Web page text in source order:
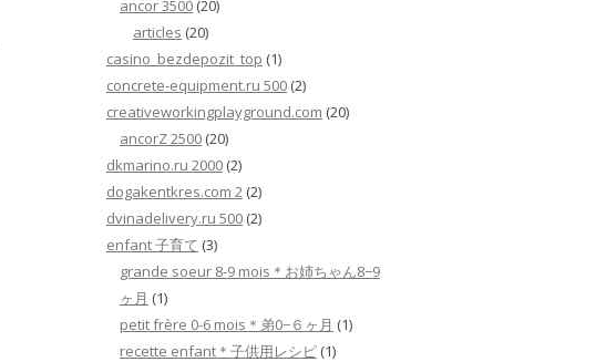
ancor 3500 (20)
articles (20)
casino_bezdepozit_top (1)
concrete-equipment.ru 500 (2)
creativeworkingplayground.com (20)
ancorZ 2500 (20)
dkmarino.ru 2000 (2)
dogakentkres.com 2 (2)
dvinadelivery.ru 500 (2)
enfant 子育て (3)
grande soeur 8-9 mois＊お姉ちゃん8−9
ヶ月 (1)
petit frère 0-6 mois＊弟0−６ヶ月 (1)
recette enfant＊子供用レシピ (1)